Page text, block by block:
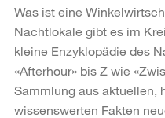
Was ist eine
Nachtlokale gibt es im
kleine Enzyklopädie des
«Afterhour» bis Z wie
Sammlung aus aktuellen,
wissenswerten Fakten